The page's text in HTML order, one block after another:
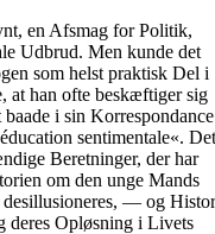
en Afsmag for Politik,
Udbrud. Men kunde det
som helst praktisk Del i
at han ofte beskæftiger sig
i sin Korrespondance
sentimentale«.
Beretninger, der har
om den unge Mands
— og
deres Opløsning i Livets